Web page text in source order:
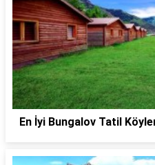
En İyi Bungalov Tatil